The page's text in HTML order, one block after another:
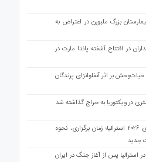
بزرگ ملبورن در اعتراض به
در افتتاح آشفته پاندا مارت در
بر اثر آنفلوانزای پرندگان
در ویکتوریا به حراج گذاشته شد
راهنمای جامع سرشماری ۲۰۲۶ استرالیا؛ زمان برگزاری، نحوه
جدید
پس از آغاز جنگ در ایران